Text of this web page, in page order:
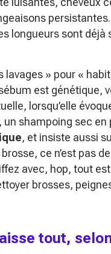
longueurs sont déjà
lavages » pour «
est génétique,
lorsqu’elle
un shampoing sec en
, et insiste aussi
ce n’est pas
avec, hop, tout
brosses,
tout,